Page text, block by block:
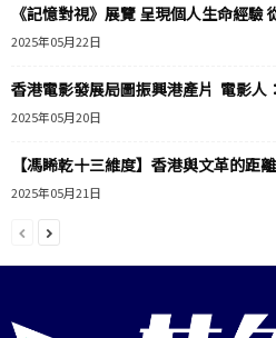
《記憶對視》展覽 呈現個人生命經驗
2025年05月22日
香港電影發展局圖振興港產片 電影人
2025年05月20日
【馮睎乾十三維度】香港與文革的距離
2025年05月21日